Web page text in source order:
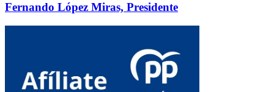
Fernando López Miras, Presidente